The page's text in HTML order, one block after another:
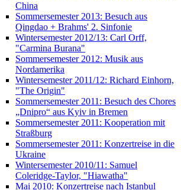
China
Sommersemester 2013: Besuch aus
Qingdao + Brahms' 2. Sinfonie
Wintersemester 2012/13: Carl Orff,
"Carmina Burana"
Sommersemester 2012: Musik aus
Nordamerika
Wintersemester 2011/12: Richard Einhorn,
"The Origin"
Sommersemester 2011: Besuch des Chores
„Dnipro“ aus Kyiv in Bremen
Sommersemester 2011: Kooperation mit
Straßburg
Sommersemester 2011: Konzertreise in die
Ukraine
Wintersemester 2010/11: Samuel
Coleridge-Taylor, "Hiawatha"
Mai 2010: Konzertreise nach Istanbul